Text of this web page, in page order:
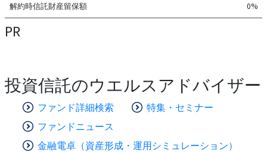
解約時信託財産留保額 0%
PR
投資信託のウエルスアドバイザー
ファンド詳細検索
特集・セミナー
ファンドニュース
金融電卓（資産形成・運用シミュレーション）